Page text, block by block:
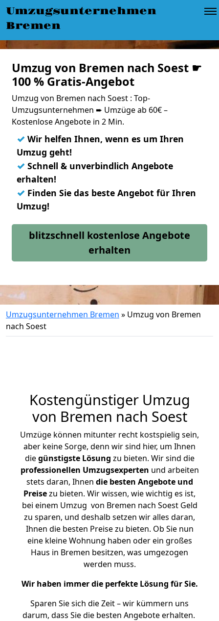
Umzugsunternehmen
Bremen
Umzug von Bremen nach Soest ☛
100 % Gratis-Angebot
Umzug von Bremen nach Soest : Top-
Umzugsunternehmen ➨ Umzüge ab 60€ –
Kostenlose Angebote in 2 Min.
✓ Wir helfen Ihnen, wenn es um Ihren
Umzug geht!
✓ Schnell & unverbindlich Angebote
erhalten!
✓ Finden Sie das beste Angebot für Ihren
Umzug!
blitzschnell kostenlose Angebote
erhalten
Umzugsunternehmen Bremen » Umzug von Bremen
nach Soest
Kostengünstiger Umzug
von Bremen nach Soest
Umzüge können mitunter recht kostspielig sein,
aber keine Sorge, denn wir sind hier, um Ihnen
diegünstigste Lösung zu bieten. Wir sind die
professionellen Umzugsexperten und arbeiten
stets daran, Ihnen die besten Angebote und
Preisezu bieten. Wir wissen, wie wichtig es ist,
bei einem Umzug von Bremen nach Soest Geld
zu sparen, und deshalb setzen wir alles daran,
Ihnen die besten Preise zu bieten. Ob Sie nun
eine kleine Wohnung haben oder ein großes
Haus in Bremen besitzen, was umgezogen
werden muss.
Wir haben immer die perfekte Lösung für Sie.
Sparen Sie sich die Zeit – wir kümmern uns
darum, dass Sie die besten Angebote erhalten.